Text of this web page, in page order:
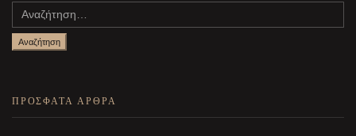
Αναζήτηση
για:
ΠΡΟΣΦΑΤΑ ΑΡΘΡΑ